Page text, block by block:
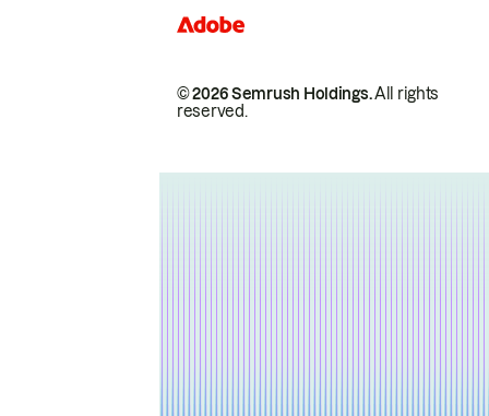
© 2026 Semrush Holdings.All rights
reserved.